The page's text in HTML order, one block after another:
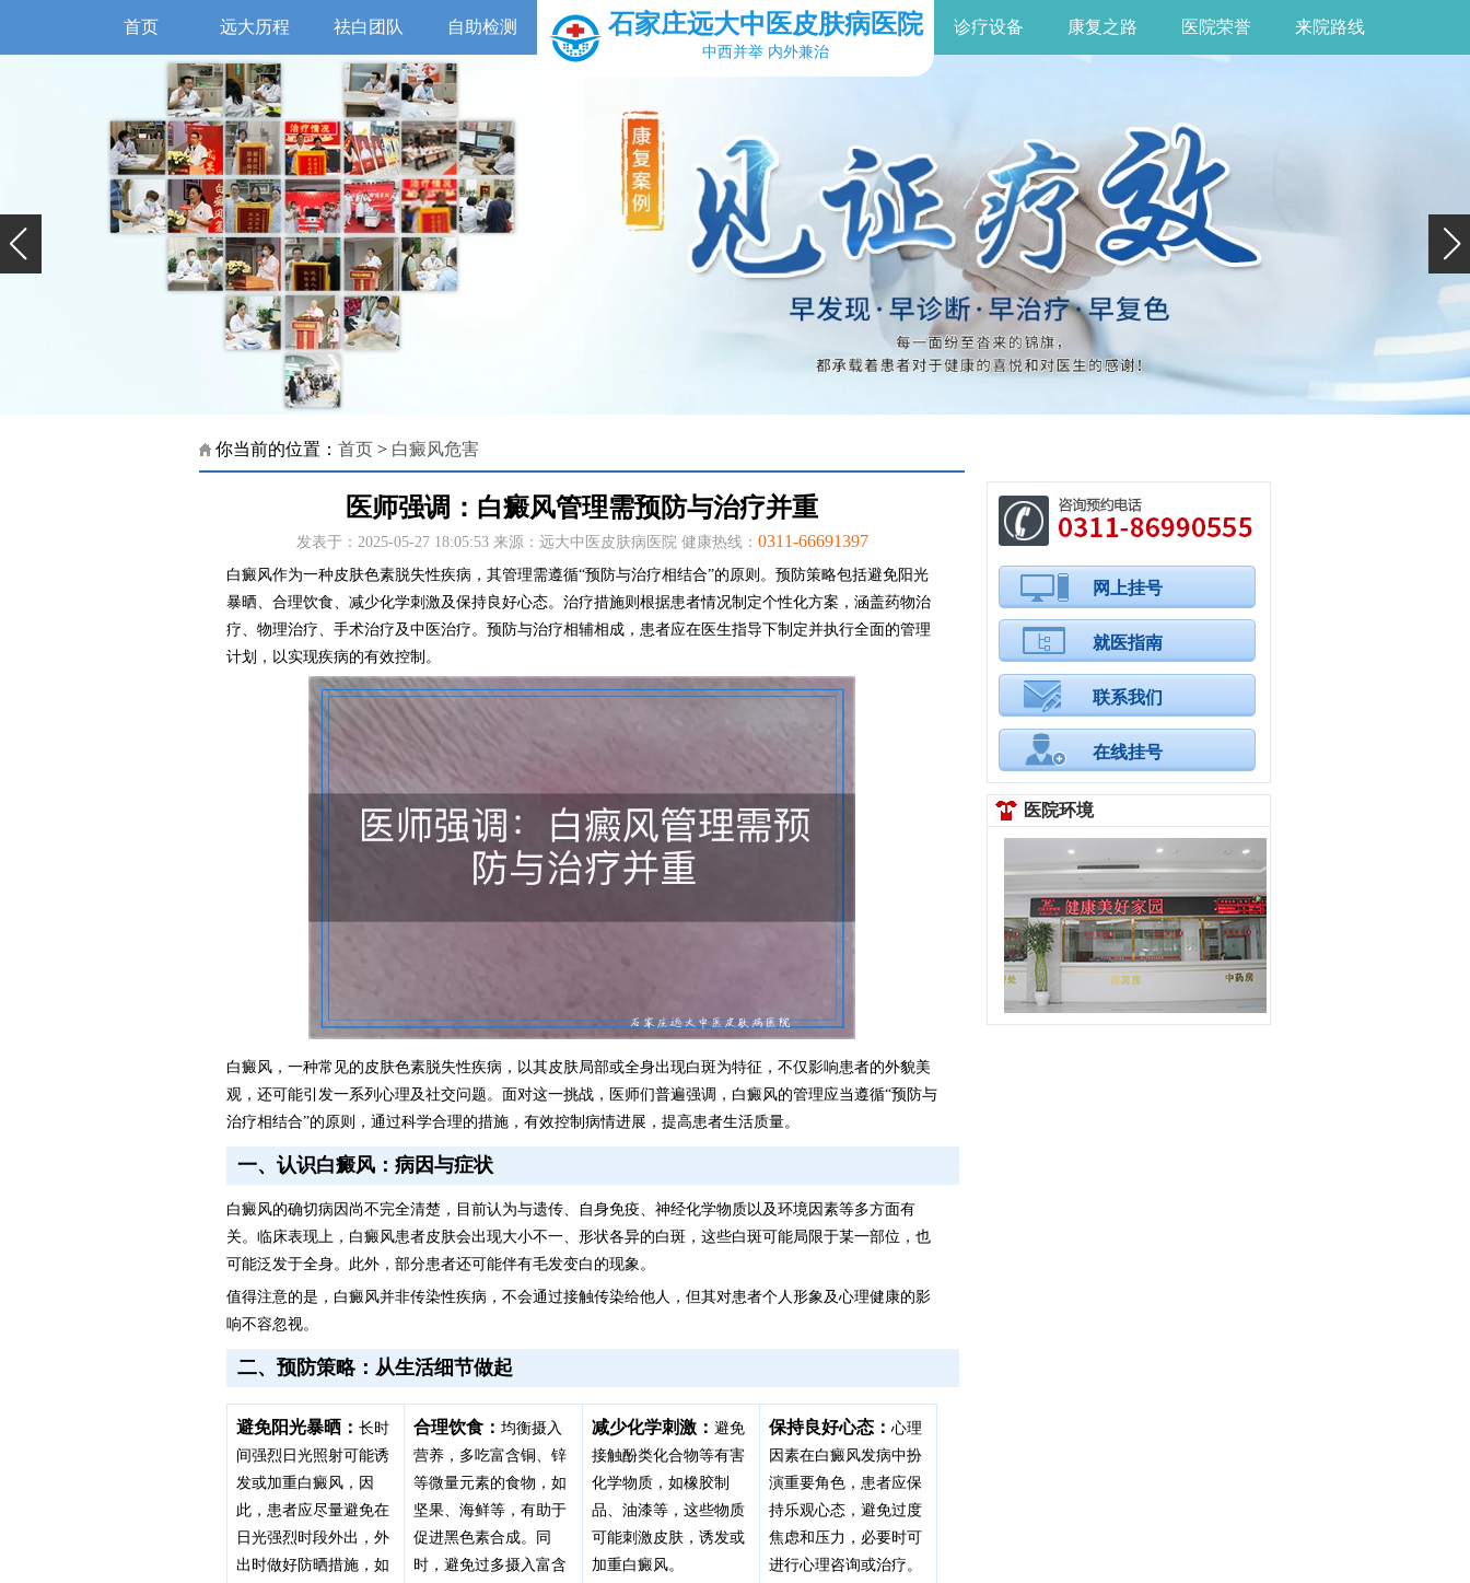
首页 远大历程 祛白团队 自助检测 石家庄远大中医皮肤病医院
中西并举 内外兼治
诊疗设备 康复之路 医院荣誉 来院路线
你当前的位置： 首页 > 白癜风危害
医师强调：白癜风管理需预防与治疗并重
发表于：2025-05-27 18:05:53 来源：远大中医皮肤病医院 健康热线： 0311-66691397
白癜风作为一种皮肤色素脱失性疾病，其管理需遵循“预防与治疗相结合”的原则。预防策略包括避免阳光
暴晒、合理饮食、减少化学刺激及保持良好心态。治疗措施则根据患者情况制定个性化方案，涵盖药物治
疗、物理治疗、手术治疗及中医治疗。预防与治疗相辅相成，患者应在医生指导下制定并执行全面的管理
计划，以实现疾病的有效控制。
白癜风，一种常见的皮肤色素脱失性疾病，以其皮肤局部或全身出现白斑为特征，不仅影响患者的外貌美
观，还可能引发一系列心理及社交问题。面对这一挑战，医师们普遍强调，白癜风的管理应当遵循“预防与
治疗相结合”的原则，通过科学合理的措施，有效控制病情进展，提高患者生活质量。
一、认识白癜风：病因与症状
白癜风的确切病因尚不完全清楚，目前认为与遗传、自身免疫、神经化学物质以及环境因素等多方面有
关。临床表现上，白癜风患者皮肤会出现大小不一、形状各异的白斑，这些白斑可能局限于某一部位，也
可能泛发于全身。此外，部分患者还可能伴有毛发变白的现象。
值得注意的是，白癜风并非传染性疾病，不会通过接触传染给他人，但其对患者个人形象及心理健康的影
响不容忽视。
二、预防策略：从生活细节做起
避免阳光暴晒： 长时
间强烈日光照射可能诱
发或加重白癜风，因
此，患者应尽量避免在
日光强烈时段外出，外
出时做好防晒措施，如
合理饮食：均衡摄入
营养，多吃富含铜、锌
等微量元素的食物，如
坚果、海鲜等，有助于
促进黑色素合成。同
时，避免过多摄入富含
减少化学刺激： 避免
接触酚类化合物等有害
化学物质，如橡胶制
品、油漆等，这些物质
可能刺激皮肤，诱发或
加重白癜风。
保持良好心态： 心理
因素在白癜风发病中扮
演重要角色，患者应保
持乐观心态，避免过度
焦虑和压力，必要时可
进行心理咨询或治疗。
网上挂号
就医指南
联系我们
在线挂号
医院环境